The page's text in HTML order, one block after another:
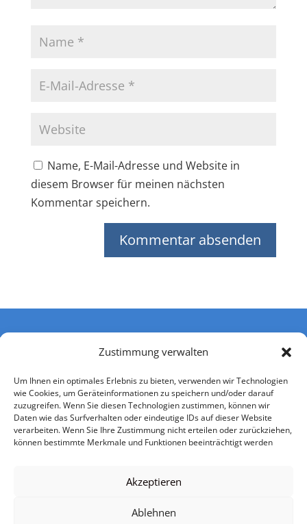
Zustimmung verwalten
Um Ihnen ein optimales Erlebnis zu bieten, verwenden wir Technologien
wie Cookies, um Geräteinformationen zu speichern und/oder darauf
zuzugreifen. Wenn Sie diesen Technologien zustimmen, können wir
Daten wie das Surfverhalten oder eindeutige IDs auf dieser Website
verarbeiten. Wenn Sie Ihre Zustimmung nicht erteilen oder zurückziehen,
können bestimmte Merkmale und Funktionen beeinträchtigt werden
Akzeptieren
Ablehnen
Name, E-Mail-Adresse und Website in
diesem Browser für meinen nächsten
Kommentar speichern.
Impressum
Datenschutzerklärung
Einwilligung Kontaktaufnahme